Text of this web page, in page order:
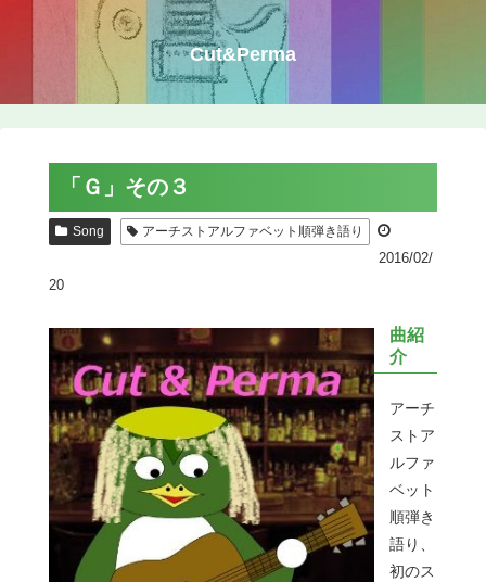
Cut&Perma
「Ｇ」その３
Song アーチストアルファベット順弾き語り
2016/02/
20
曲紹
介
アーチ
ストア
ルファ
ベット
順弾き
語り、
初のス